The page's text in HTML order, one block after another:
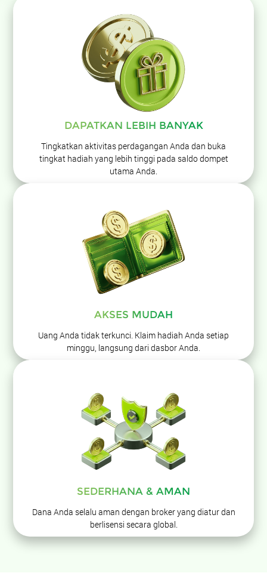
DAPATKAN LEBIH BANYAK
Tingkatkan aktivitas perdagangan Anda dan buka
tingkat hadiah yang lebih tinggi pada saldo dompet
utama Anda.
AKSES MUDAH
Uang Anda tidak terkunci. Klaim hadiah Anda setiap
minggu, langsung dari dasbor Anda.
SEDERHANA & AMAN
Dana Anda selalu aman dengan broker yang diatur dan
berlisensi secara global.